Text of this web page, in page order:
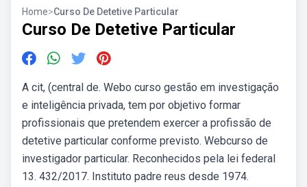
Home>Curso De Detetive Particular
Curso De Detetive Particular
A cit, (central de. Webo curso gestão em investigação
e inteligência privada, tem por objetivo formar
profissionais que pretendem exercer a profissão de
detetive particular conforme previsto. Webcurso de
investigador particular. Reconhecidos pela lei federal
13. 432/2017. Instituto padre reus desde 1974.